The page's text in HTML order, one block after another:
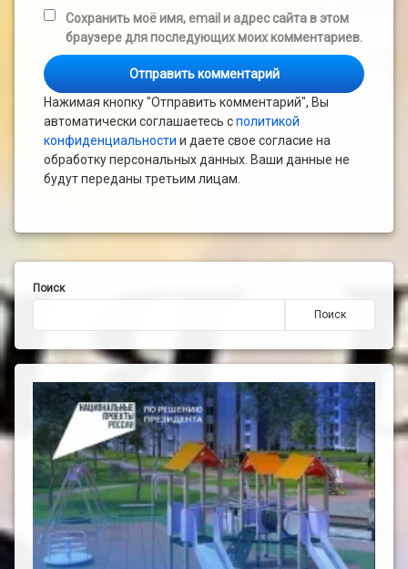
Сохранить моё имя, email и адрес сайта в этом
браузере для последующих моих комментариев.
Нажимая кнопку "Отправить комментарий", Вы
автоматически соглашаетесь сполитикой
конфиденциальности и даете свое согласие на
обработку персональных данных. Ваши данные не
будут переданы третьим лицам.
Поиск
Поиск